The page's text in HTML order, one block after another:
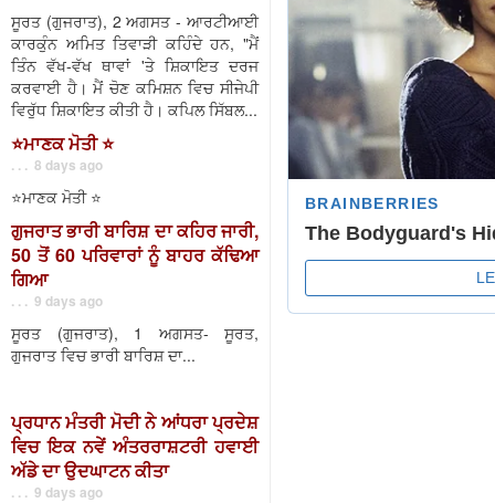
ਸੂਰਤ (ਗੁਜਰਾਤ), 2 ਅਗਸਤ - ਆਰਟੀਆਈ
ਕਾਰਕੁੰਨ ਅਮਿਤ ਤਿਵਾੜੀ ਕਹਿੰਦੇ ਹਨ, "ਮੈਂ
ਤਿੰਨ ਵੱਖ-ਵੱਖ ਥਾਵਾਂ 'ਤੇ ਸ਼ਿਕਾਇਤ ਦਰਜ
ਕਰਵਾਈ ਹੈ। ਮੈਂ ਚੋਣ ਕਮਿਸ਼ਨ ਵਿਚ ਸੀਜੇਪੀ
ਵਿਰੁੱਧ ਸ਼ਿਕਾਇਤ ਕੀਤੀ ਹੈ। ਕਪਿਲ ਸਿੱਬਲ...
⭐️ਮਾਣਕ ਮੋਤੀ ⭐️
. . . 8 days ago
⭐️ਮਾਣਕ ਮੋਤੀ ⭐️
ਗੁਜਰਾਤ ਭਾਰੀ ਬਾਰਿਸ਼ ਦਾ ਕਹਿਰ ਜਾਰੀ,
50 ਤੋਂ 60 ਪਰਿਵਾਰਾਂ ਨੂੰ ਬਾਹਰ ਕੱਢਿਆ
ਗਿਆ
. . . 9 days ago
ਸੂਰਤ (ਗੁਜਰਾਤ), 1 ਅਗਸਤ- ਸੂਰਤ,
ਗੁਜਰਾਤ ਵਿਚ ਭਾਰੀ ਬਾਰਿਸ਼ ਦਾ...
ਪ੍ਰਧਾਨ ਮੰਤਰੀ ਮੋਦੀ ਨੇ ਆਂਧਰਾ ਪ੍ਰਦੇਸ਼
ਵਿਚ ਇਕ ਨਵੇਂ ਅੰਤਰਰਾਸ਼ਟਰੀ ਹਵਾਈ
ਅੱਡੇ ਦਾ ਉਦਘਾਟਨ ਕੀਤਾ
. . . 9 days ago